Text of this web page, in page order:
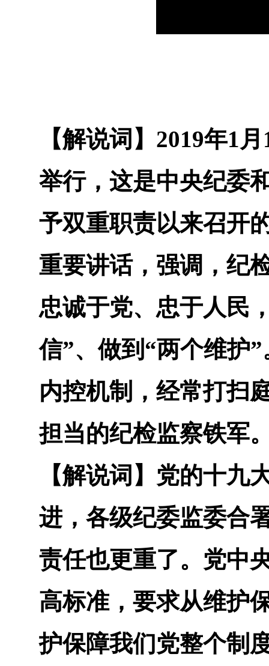
【解说词】 2019年1
举行，这是中央纪委
予双重职责以来召开
重要讲话，强调，纪
忠诚于党、忠于人民
信”、做到“两个维护
内控机制，经常打扫
担当的纪检监察铁军
【解说词】 党的十九
进，各级纪委监委合
责任也更重了。党中
高标准，要求从维护
护保障我们党整个制